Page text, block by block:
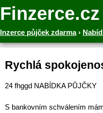
Finzerce.cz
Inzerce půjček zdarma›
Rychlá
24 fhggd NABÍDKA PŮJČKY
S bankovním schválením